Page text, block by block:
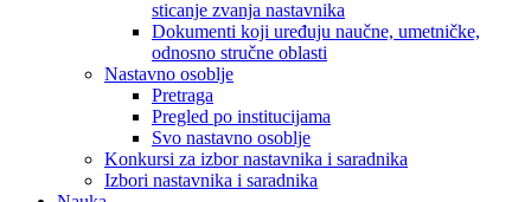
sticanje zvanja nastavnika
Dokumenti koji uređuju naučne, umetničke,
odnosno stručne oblasti
Nastavno osoblje
Pretraga
Pregled po institucijama
Svo nastavno osoblje
Konkursi za izbor nastavnika i saradnika
Izbori nastavnika i saradnika